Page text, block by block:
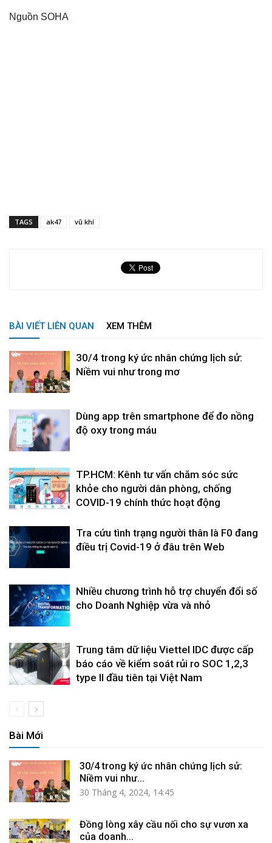
Nguồn SOHA
TAGS ak47 vũ khí
BÀI VIẾT LIÊN QUAN XEM THÊM
30/4 trong ký ức nhân chứng lịch sử:
Niềm vui như trong mơ
Dùng app trên smartphone để đo nồng
độ oxy trong máu
TP.HCM: Kênh tư vấn chăm sóc sức
khỏe cho người dân phòng, chống
COVID-19 chính thức hoạt động
Tra cứu tình trạng người thân là F0 đang
điều trị Covid-19 ở đâu trên Web
Nhiều chương trình hỗ trợ chuyển đổi số
cho Doanh Nghiệp vừa và nhỏ
Trung tâm dữ liệu Viettel IDC được cấp
báo cáo về kiểm soát rủi ro SOC 1,2,3
type II đầu tiên tại Việt Nam
Bài Mới
30/4 trong ký ức nhân chứng lịch sử:
Niềm vui như...
30 Tháng 4, 2024, 14:45
Đồng lòng xây cầu nối cho sự vươn xa
của doanh...